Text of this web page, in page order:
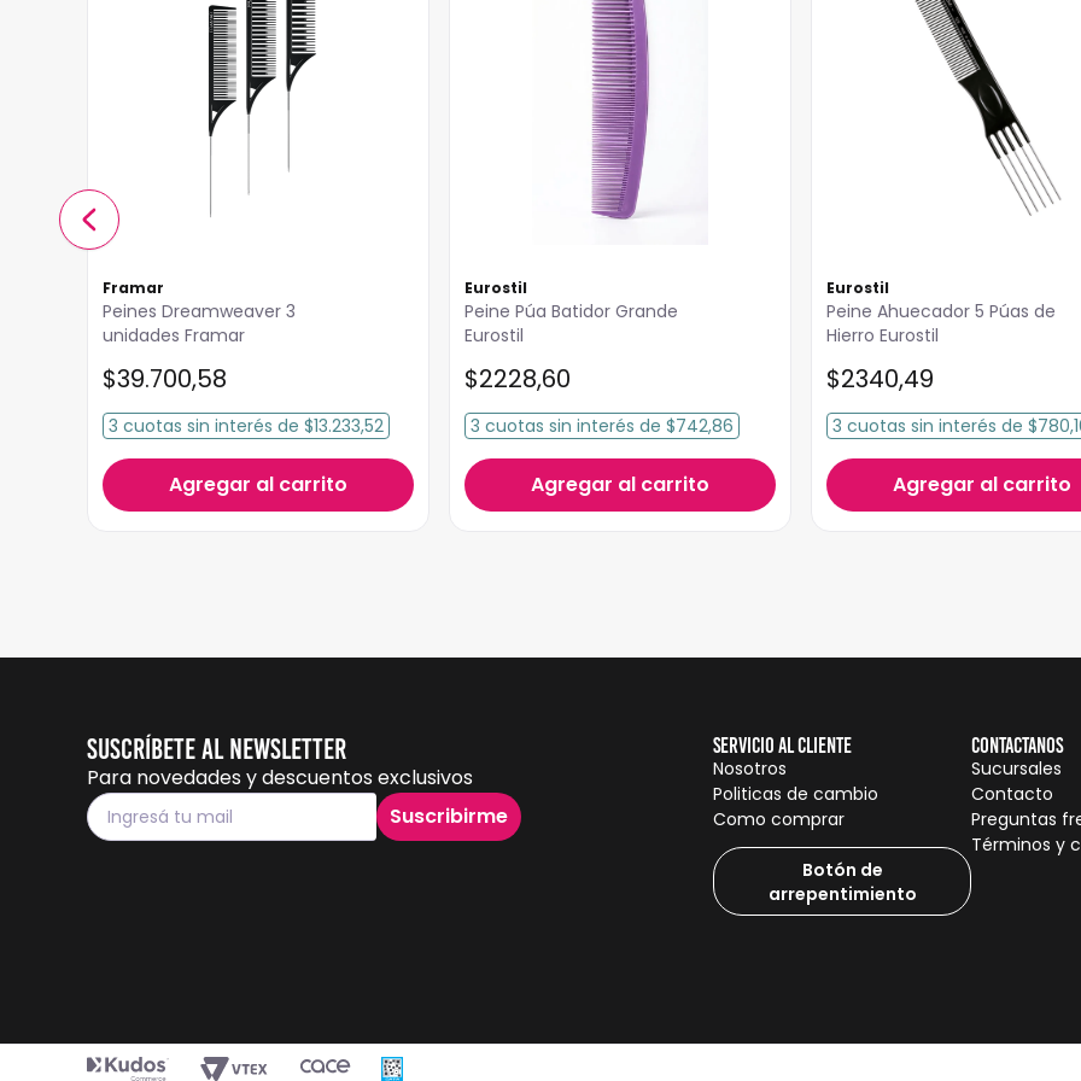
Framar
Peines Dreamweaver 3
unidades Framar
$39.700,58
3 cuotas sin interés de $13.233,52
Agregar al carrito
Eurostil
Peine Púa Batidor Grande
Eurostil
$2228,60
3 cuotas sin interés de $742,86
Agregar al carrito
Eurostil
Peine Ahuecador 5 Púas de
Hierro Eurostil
$2340,49
3 cuotas sin interés de
Agregar al carrito
Suscríbete al Newsletter
Para novedades y descuentos exclusivos
Suscribirme
Servicio al cliente
Nosotros
Politicas de cambio
Como comprar
Botón de
arrepentimiento
Contactanos
Sucursales
Contacto
Preguntas
Términos y